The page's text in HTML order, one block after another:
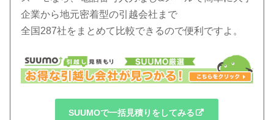
企業から地元密着型の引越会社まで
全国287社をまとめて比較できるので便利ですよ。
SUUMOで一括見積りをしてみる